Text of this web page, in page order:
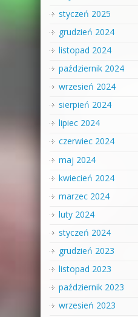
styczeń 2025
grudzień 2024
listopad 2024
październik 2024
wrzesień 2024
sierpień 2024
lipiec 2024
czerwiec 2024
maj 2024
kwiecień 2024
marzec 2024
luty 2024
styczeń 2024
grudzień 2023
listopad 2023
październik 2023
wrzesień 2023